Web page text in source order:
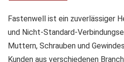
Fastenwell ist ein zuverlässiger
und Nicht-Standard-
Muttern, Schrauben und
Kunden aus verschiedenen